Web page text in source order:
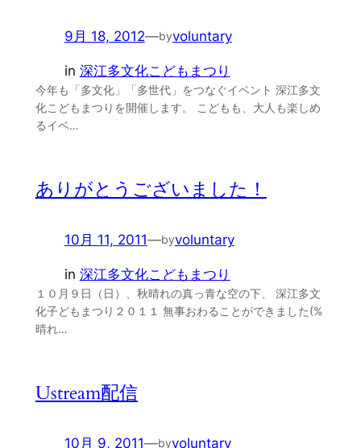
9月 18, 2012—byvoluntary
in 深江多文化こどもまつり
今年も「多文化」「多世代」をつなぐイベント 深江多文
化こどもまつりを開催します。 こどもも、大人も楽しめ
るイベ…
ありがとうございました！
10月 11, 2011—byvoluntary
in 深江多文化こどもまつり
１０月９日（日）、秋晴れの真っ青な空の下、 深江多文
化子どもまつり２０１１ 無事おわることができました(%
晴れ…
Ustream配信
10月 9, 2011—byvoluntary